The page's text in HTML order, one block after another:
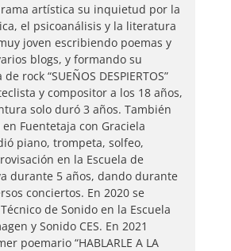
artística su inquietud por la
el psicoanálisis y la literatura
joven escribiendo poemas y
blogs, y formando su
rock “SUEÑOS DESPIERTOS”
y compositor a los 18 años,
solo duró 3 años. También
Fuentetaja con Graciela
piano, trompeta, solfeo,
en la Escuela de
durante 5 años, dando durante
conciertos. En 2020 se
de Sonido en la Escuela
y Sonido CES. En 2021
poemario “HABLARLE A LA